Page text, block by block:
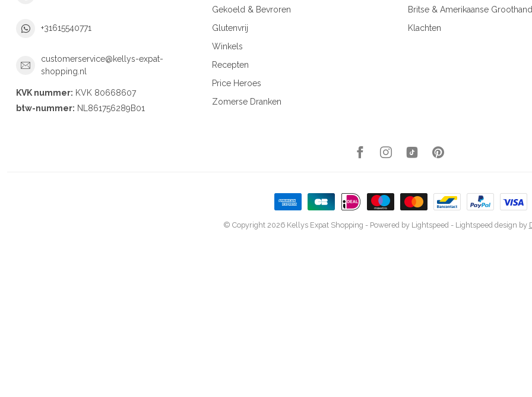
+31615540771
customerservice@kellys-expat-
shopping.nl
KVK nummer: KVK 80668607
btw-nummer: NL861756289B01
Gekoeld & Bevroren
Glutenvrij
Winkels
Recepten
Price Heroes
Zomerse Dranken
Britse & Amerikaanse
Klachten
© Copyright 2026 Kellys Expat Shopping - Powered by Lightspeed - Lightspeed design by